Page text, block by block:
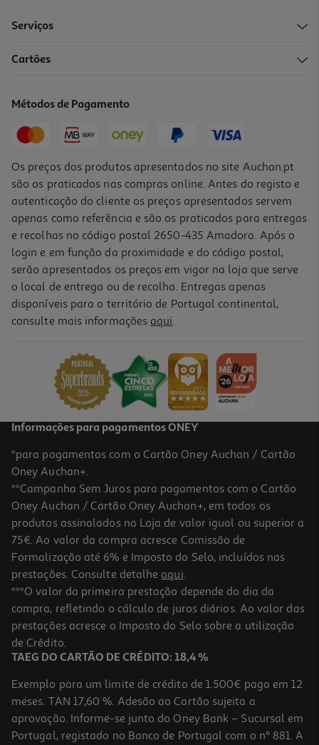
Cevada Moída Hosyaushka Yachnevaya 900g
4.6
Trigo De Sarraceno Hosyaushka 900g
3.99 €/Kg
3,59 €
Serviços
Cartões
Métodos de Pagamento
Os preços dos produtos apresentados no site Auchan.pt
são os praticados nas compras online. Antes do registo e
autenticação do cliente os preços apresentados servem
apenas como referência e são os praticados para entregas
e recolhas no código postal 2650-435 Amadora. Após o
login e em função da proximidade e do código postal,
serão apresentados os preços em vigor na loja que serve
o local de entrega ou de recolha. Entregas apenas
disponíveis para o território de Portugal continental,
consulte mais informações aqui.
Informações para pagamentos ONEY
*para pagamentos com o Cartão Oney Auchan / Cartão
Oney Auchan+.
**Campanha Sem Juros para pagamentos com o Cartão
Oney Auchan / Cartão Oney Auchan+, em todos os
produtos assinalados na Loja de valor igual ou superior a
75€. Ao valor da compra acresce Comissão de
Formalização até 6% e Imposto do Selo, incluídos nas
prestações. Consulte detalhe aqui.
***O valor da primeira prestação depende do dia da
compra, refletindo o cálculo de juros diários. Ao valor das
prestações acresce o Imposto do Selo sobre a utilização
de Crédito.
TAEG DO CARTÃO DE CRÉDITO: 18,4 %
Exemplo para um limite de crédito de 1.500€ pago em 12
meses. TAN 17,60 %. Adesão ao Cartão sujeita a
aprovação. Informe-se junto do Oney Bank – Sucursal em
Portugal, registado no Banco de Portugal com o nº 881. A